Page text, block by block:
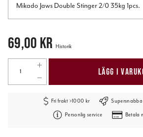
Mikado Jaws Double Stinger 2/0 35kg 1pcs.
Pris: 69,00 kr
69,00 kr Historik
LÄGG I
Fri frakt >1000 kr Supersnabba
Personlig service Betala